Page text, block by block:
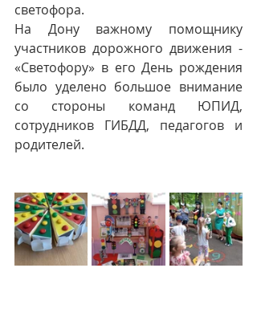
светофора.
На Дону важному помощнику
участников дорожного движения -
«Светофору» в его День рождения
было уделено большое внимание
со стороны команд ЮПИД,
сотрудников ГИБДД, педагогов и
родителей.